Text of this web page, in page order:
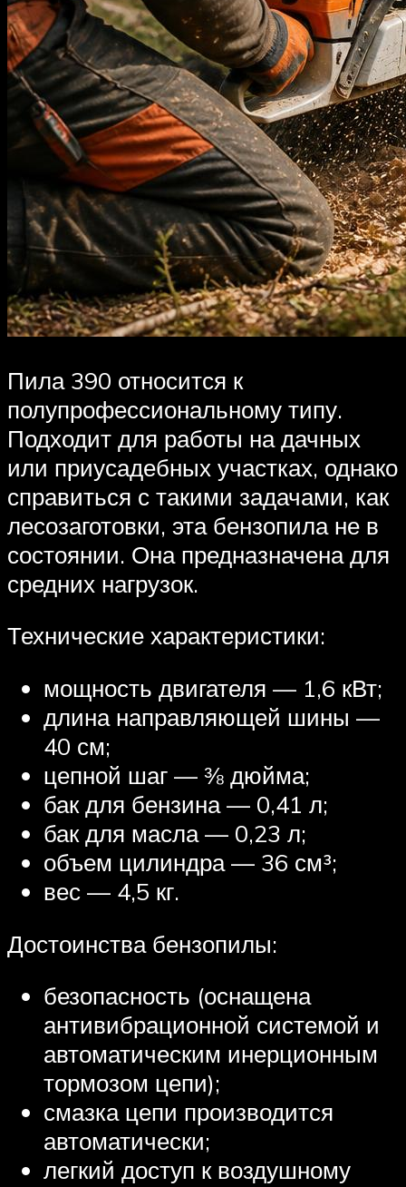
Пила 390 относится к
полупрофессиональному типу.
Подходит для работы на дачных
или приусадебных участках, однако
справиться с такими задачами, как
лесозаготовки, эта бензопила не в
состоянии. Она предназначена для
средних нагрузок.
Технические характеристики:
мощность двигателя — 1,6 кВт;
длина направляющей шины —
40 см;
цепной шаг — ⅜ дюйма;
бак для бензина — 0,41 л;
бак для масла — 0,23 л;
объем цилиндра — 36 см³;
вес — 4,5 кг.
Достоинства бензопилы:
безопасность (оснащена
антивибрационной системой и
автоматическим инерционным
тормозом цепи);
смазка цепи производится
автоматически;
легкий доступ к воздушному